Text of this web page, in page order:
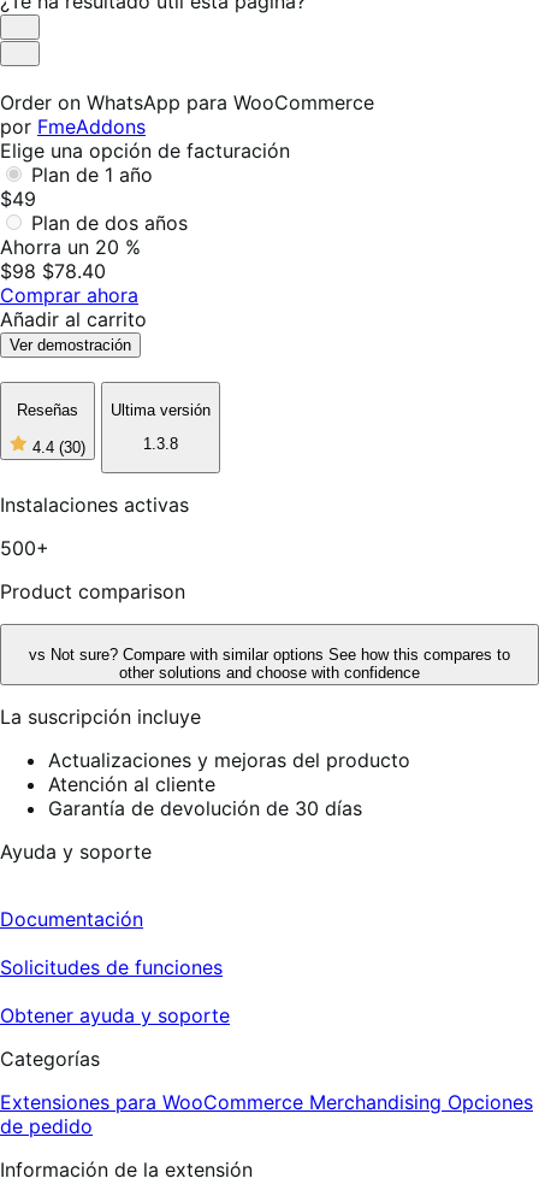
Es
útil
No
útil
Order on WhatsApp para WooCommerce
por FmeAddons
Elige una opción de facturación
Plan de 1 año
$49
Plan de dos años
Ahorra un 20 %
$98 $78.40
Comprar ahora
Añadir al carrito
Ver demostración
Reseñas
4.4 (30)
4
5
estrellas,
reseñas
Ultima versión
1.3.8
Instalaciones activas
500+
Product comparison
vs Not sure? Compare with similar options See how this compares to
other solutions and choose with confidence
La suscripción incluye
Actualizaciones y mejoras del producto
Atención al cliente
Garantía de devolución de 30 días
Ayuda y soporte
Documentación
Solicitudes de funciones
Obtener ayuda y soporte
Categorías
Extensiones para WooCommerce Merchandising Opciones
de pedido
Información de la extensión